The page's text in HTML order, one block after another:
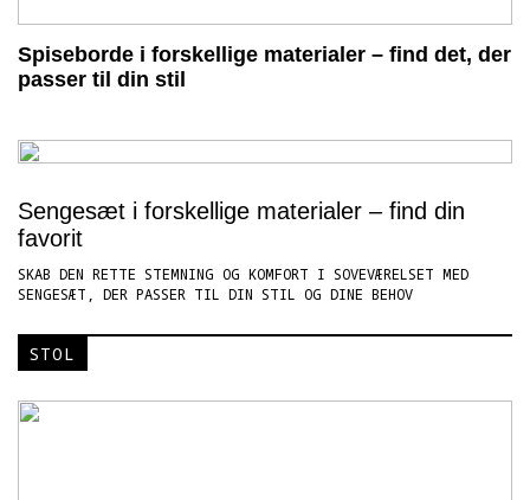
Spiseborde i forskellige materialer – find det, der
passer til din stil
Sengesæt i forskellige materialer – find din
favorit
SKAB DEN RETTE STEMNING OG KOMFORT I SOVEVÆRELSET MED
SENGESÆT, DER PASSER TIL DIN STIL OG DINE BEHOV
STOL